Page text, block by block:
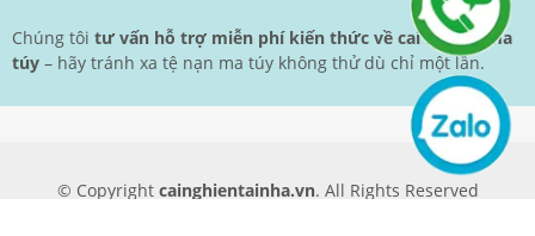
Chúng tôi tư vấn hỗ trợ miễn phí kiến thức về cai nghiện ma
túy – hãy tránh xa tệ nạn ma túy không thử dù chỉ một lần.
© Copyright cainghientainha.vn. All Rights Reserved